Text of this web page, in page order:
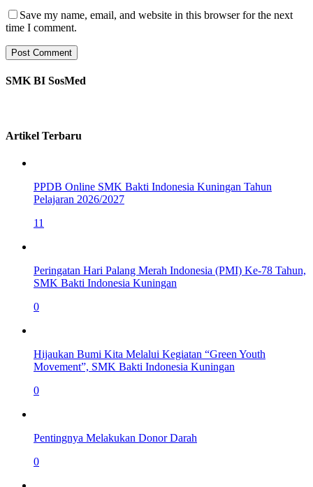
Save my name, email, and website in this browser for the next
time I comment.
SMK BI SosMed
Artikel Terbaru
PPDB Online SMK Bakti Indonesia Kuningan Tahun
Pelajaran 2026/2027
11
Peringatan Hari Palang Merah Indonesia (PMI) Ke-78 Tahun,
SMK Bakti Indonesia Kuningan
0
Hijaukan Bumi Kita Melalui Kegiatan “Green Youth
Movement”, SMK Bakti Indonesia Kuningan
0
Pentingnya Melakukan Donor Darah
0